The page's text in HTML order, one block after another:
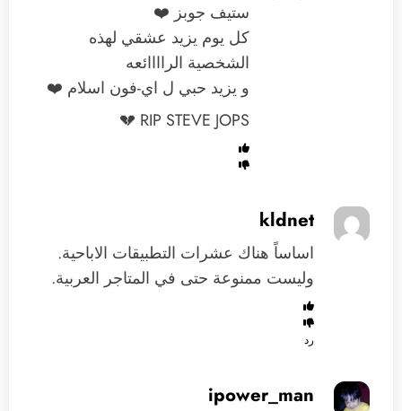
ستيف جوبز ❤️
كل يوم يزيد عشقي لهذه
الشخصية الراااائعه
و يزيد حبي ل اي-فون اسلام ❤️
RIP STEVE JOPS 💔
kldnet
اساساً هناك عشرات التطبيقات الاباحية.
وليست ممنوعة حتى في المتاجر العربية.
رد
ipower_man